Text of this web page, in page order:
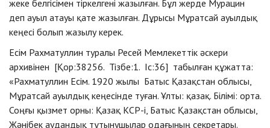
жеке белгісімен тіркелгені жазылған. Бұл жерде Мурацин
деп ауыл атауы қате жазылған. Дұрысы Мұратсай ауылдық
кеңесі болып жазылу керек.
Есім Рахматуллин туралы Ресей Мемлекеттік әскери
архивінен [Қор:38256. Тізбе:1. Іс:36] табылған құжатта:
«Рахматуллин Есім. 1920 жылы Батыс Қазақстан облысы,
Мұратсай ауылдық кеңесінде туған. Ұлты: қазақ. Білімі: орта.
Соңғы қызмет орны: Қазақ КСР-і, Батыс Қазақстан облысы,
Жәнібек аудандық тұтынушылар одағының секретары.